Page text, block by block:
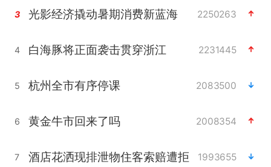
3 光影经济撬动暑期消费新蓝海 2250263
4 白海豚将正面袭击贯穿浙江 2231445
5 杭州全市有序停课 2083500
6 黄金牛市回来了吗 2008354
7 酒店花洒现排泄物住客索赔遭拒 1993655